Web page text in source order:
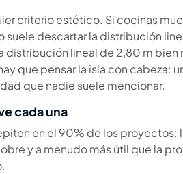
criterio estético. Si cocinas
descartar la distribución
distribución lineal de 2,80 m bien
que pensar la isla con cabeza:
que nadie suele mencionar.
cada una
en el 90% de los proyectos:
y a menudo más útil que la